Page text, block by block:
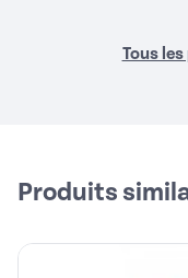
Tous
Produits